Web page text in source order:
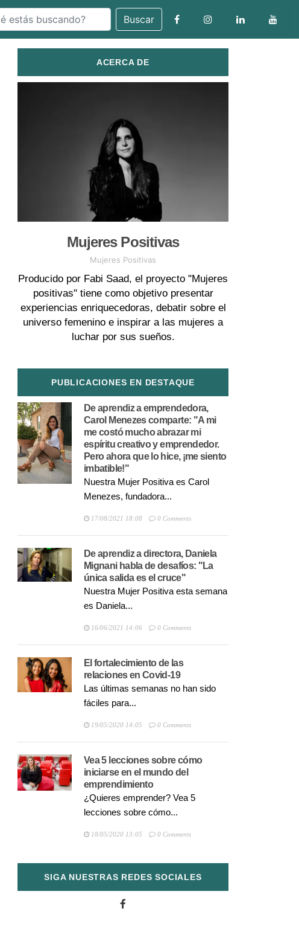
Buscar
ACERCA DE
Mujeres Positivas
Mujeres Positivas
Producido por Fabi Saad, el proyecto "Mujeres
positivas" tiene como objetivo presentar
experiencias enriquecedoras, debatir sobre el
universo femenino e inspirar a las mujeres a
luchar por sus sueños.
PUBLICACIONES EN DESTAQUE
De aprendiz a emprendedora,
Carol Menezes comparte: "A mi
me costó mucho abrazar mi
espíritu creativo y emprendedor.
Pero ahora que lo hice, ¡me siento
imbatible!"
Nuestra Mujer Positiva es Carol
Menezes, fundadora...
17/08/2021 18:08 0 Comments
De aprendiz a directora, Daniela
Mignani habla de desafíos: "La
única salida es el cruce"
Nuestra Mujer Positiva esta semana
es Daniela...
16/06/2021 14:06 0 Comments
El fortalecimiento de las
relaciones en Covid-19
Las últimas semanas no han sido
fáciles para...
19/05/2020 14:05 0 Comments
Vea 5 lecciones sobre cómo
iniciarse en el mundo del
emprendimiento
¿Quieres emprender? Vea 5
lecciones sobre cómo...
18/05/2020 13:05 0 Comments
SIGA NUESTRAS REDES SOCIALES